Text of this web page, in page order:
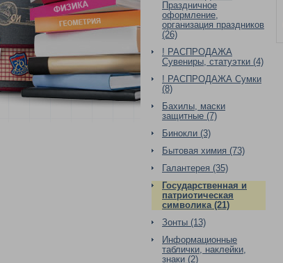
Праздничное
оформление,
организация праздников
(26)
! РАСПРОДАЖА
Сувениры, статуэтки (4)
! РАСПРОДАЖА Сумки
(8)
Бахилы, маски
защитные (7)
Бинокли (3)
Бытовая химия (73)
Галантерея (35)
Государственная и
патриотическая
символика (21)
Зонты (13)
Информационные
таблички, наклейки,
знаки (2)